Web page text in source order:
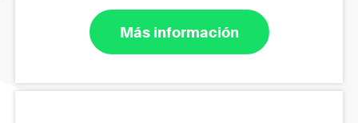
Más información